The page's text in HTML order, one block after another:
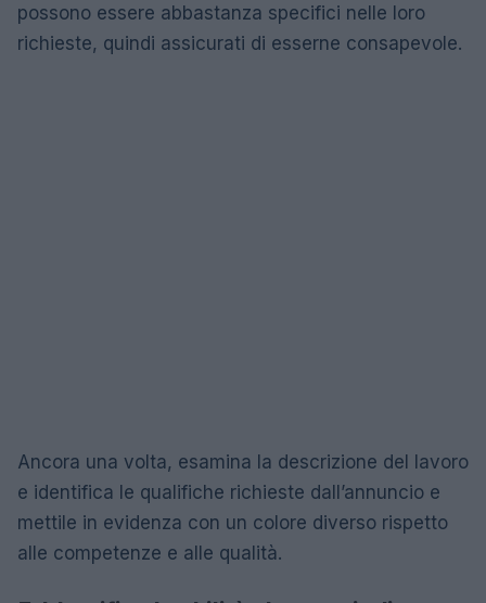
possono essere abbastanza specifici nelle loro
richieste, quindi assicurati di esserne consapevole.
Ancora una volta, esamina la descrizione del lavoro
e identifica le qualifiche richieste dall’annuncio e
mettile in evidenza con un colore diverso rispetto
alle competenze e alle qualità.